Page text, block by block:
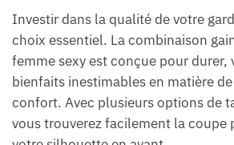
Investir dans la qualité de votre
choix essentiel. La combinaison
femme sexy est conçue pour durer,
bienfaits inestimables en matière
confort. Avec plusieurs options de
vous trouverez facilement la coupe